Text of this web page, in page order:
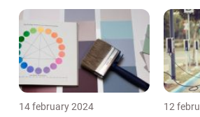
14 february 2024 12